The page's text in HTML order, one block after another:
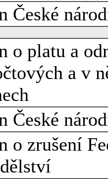
České
o platu a
a v
České
o zrušení